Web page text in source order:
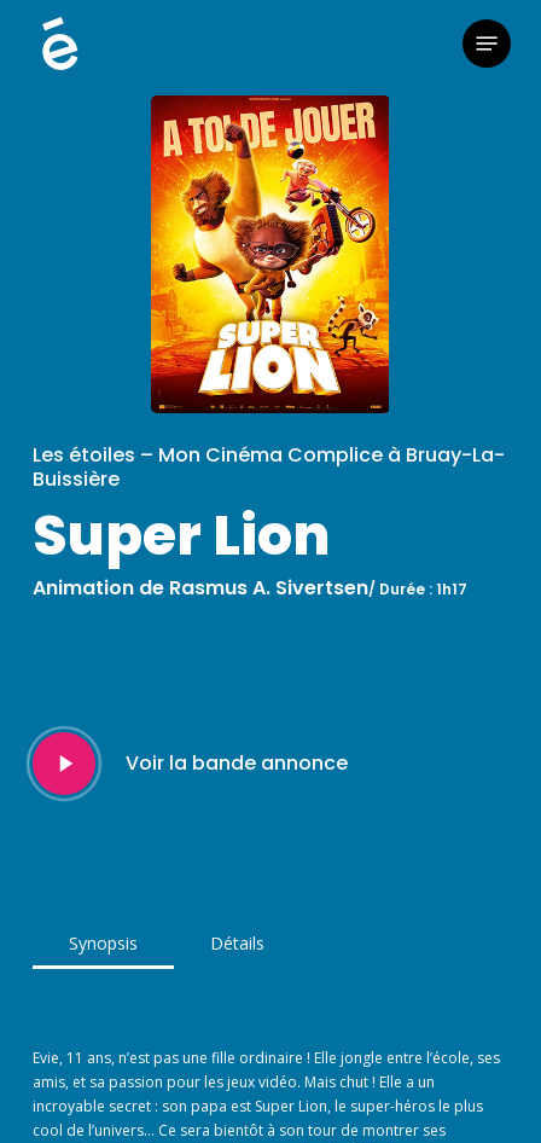
Menu
Les étoiles – Mon Cinéma Complice à Bruay-La-
Buissière
Super Lion
Animation de Rasmus A. Sivertsen/ Durée : 1h17
Play
Video
Voir la bande annonce
Synopsis Détails
Evie, 11 ans, n’est pas une fille ordinaire ! Elle jongle entre l’école, ses
amis, et sa passion pour les jeux vidéo. Mais chut ! Elle a un
incroyable secret : son papa est Super Lion, le super-héros le plus
cool de l’univers… Ce sera bientôt à son tour de montrer ses